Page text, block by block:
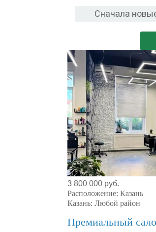
Сначала
3 800 000 руб.
Расположение: Казань
Казань: Любой район
Премиальный